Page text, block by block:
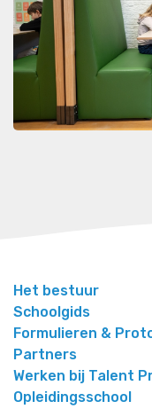
Het bestuur
Schoolgids
Formulieren &
Partners
Werken bij Talent
Opleidingsschool